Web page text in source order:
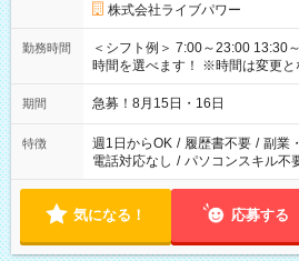
株式会社ライブパワー
勤務時間
＜シフト例＞ 7:00～23:00 13:30～22:00 上記の時間
時間を選べます！ ※時間は変更と
期間 急募！8月15日・16日
特徴 週1日からOK / 履歴書不要 / 副業
電話対応なし / パソコンスキル不
気になる！ 応募する